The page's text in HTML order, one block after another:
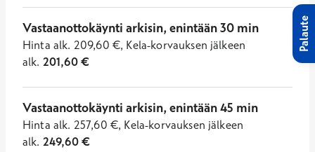
Vastaanottokäynti arkisin, enintään 30 min
Hinta alk. 209,60 €, Kela-korvauksen jälkeen
alk. 201,60€
Vastaanottokäynti arkisin, enintään 45 min
Hinta alk. 257,60 €, Kela-korvauksen jälkeen
alk. 249,60€
Palaute